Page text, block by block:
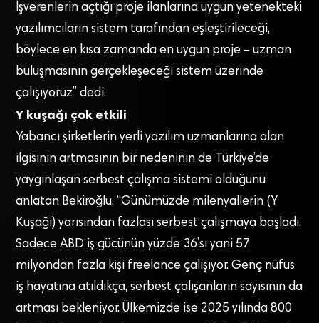
İşverenlerin açtığı proje ilanlarına uygun yetenekteki
yazılımcıların sistem tarafından eşleştirileceği,
böylece en kısa zamanda en uygun proje – uzman
buluşmasının gerçekleşeceği sistem üzerinde
çalışıyoruz” dedi.
Y kuşağı çok etkili
Yabancı şirketlerin yerli yazılım uzmanlarına olan
ilgisinin artmasının bir nedeninin de Türkiye’de
yaygınlaşan serbest çalışma sistemi olduğunu
anlatan Bekiroğlu, “Günümüzde milenyallerin (Y
Kuşağı) yarısından fazlası serbest çalışmaya başladı.
Sadece ABD iş gücünün yüzde 36’sı yani 57
milyondan fazla kişi freelance çalışıyor. Genç nüfus
iş hayatına atıldıkça, serbest çalışanların sayısının da
artması bekleniyor. Ülkemizde ise 2025 yılında 800